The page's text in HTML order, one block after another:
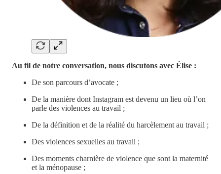
Au fil de notre conversation, nous discutons avec Élise :
De son parcours d’avocate ;
De la manière dont Instagram est devenu un lieu où l’on
parle des violences au travail ;
De la définition et de la réalité du harcèlement au travail ;
Des violences sexuelles au travail ;
Des moments charnière de violence que sont la maternité
et la ménopause ;